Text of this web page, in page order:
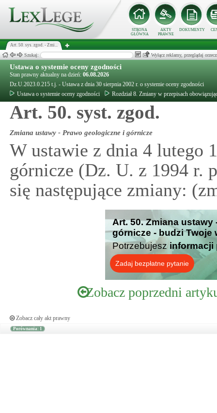
STRONA
GŁÓWNA
AKTY
PRAWNE
DOKUMENTY
Art. 50. sys. zgod. - Zmi...
Szukaj: Wyłącz reklamy, przeglądaj
Ustawa o systemie oceny zgodności
Stan prawny aktualny na dzień: 06.08.2026
Dz.U.2023.0.215 t.j. - Ustawa z dnia 30 sierpnia 2002 r. o systemie oceny zgodności
Ustawa o systemie oceny zgodności
Rozdział 8. Zmiany w przepisach
Art. 50. syst. zgod.
Zmiana ustawy - Prawo geologiczne i górnicze
W ustawie z dnia 4 lutego
górnicze (Dz. U. z 1994 r.
się następujące zmiany:
Art. 50. Zmiana
górnicze - budzi Twoje
Potrzebujesz informacji
Zadaj bezpłatne pytanie
Zobacz poprzedni
Zobacz cały akt prawny
Porównania: 1